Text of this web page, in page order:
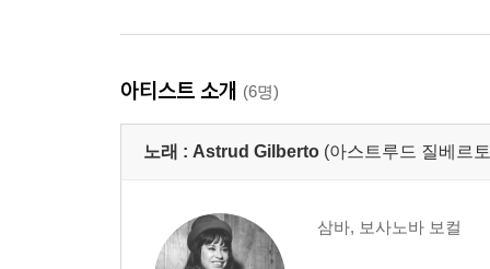
아티스트 소개 (6명)
노래 : Astrud Gilberto (아스트루드 질베르
삼바, 보사노바 보컬